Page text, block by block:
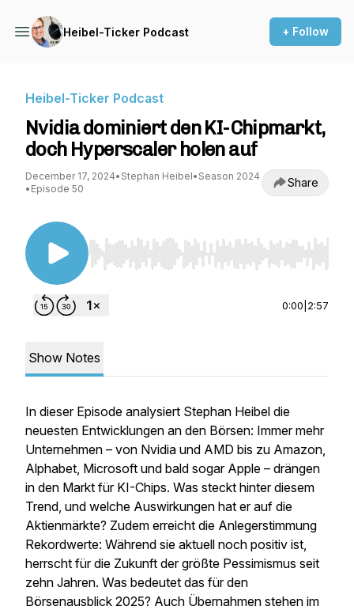
Heibel-Ticker Podcast + Follow
Heibel-Ticker Podcast
Nvidia dominiert den KI-Chipmarkt,
doch Hyperscaler holen auf
December 17, 2024• Stephan Heibel• Season 2024
• Episode 50 Share
Use Left/Right to seek, Home/End to jump to
0:00 2:57
Show Notes
In dieser Episode analysiert Stephan Heibel die
neuesten Entwicklungen an den Börsen: Immer mehr
Unternehmen – von Nvidia und AMD bis zu Amazon,
Alphabet, Microsoft und bald sogar Apple – drängen
in den Markt für KI-Chips. Was steckt hinter diesem
Trend, und welche Auswirkungen hat er auf die
Aktienmärkte? Zudem erreicht die Anlegerstimmung
Rekordwerte: Während sie aktuell noch positiv ist,
herrscht für die Zukunft der größte Pessimismus seit
zehn Jahren. Was bedeutet das für den
Börsenausblick 2025? Auch Übernahmen stehen im